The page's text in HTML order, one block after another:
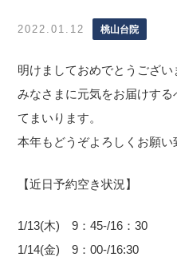
2022.01.12 桃山台院
明けましておめでとうござい
みなさまに元気をお届けす
てまいります。
本年もどうぞよろしくお願い
【近日予約空き状況】
1/13(木) 9：45-/16：30
1/14(金) 9：00-/16:30